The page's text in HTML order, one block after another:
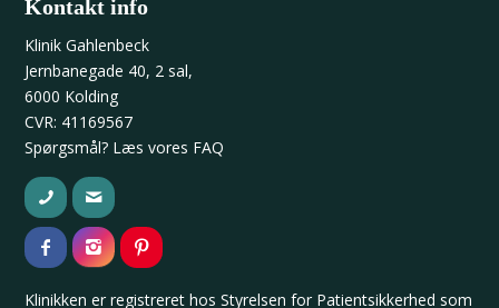
Kontakt info
Klinik Gahlenbeck
Jernbanegade 40, 2 sal,
6000 Kolding
CVR: 41169567
Spørgsmål? Læs vores FAQ
Klinikken er registreret hos Styrelsen for Patientsikkerhed som